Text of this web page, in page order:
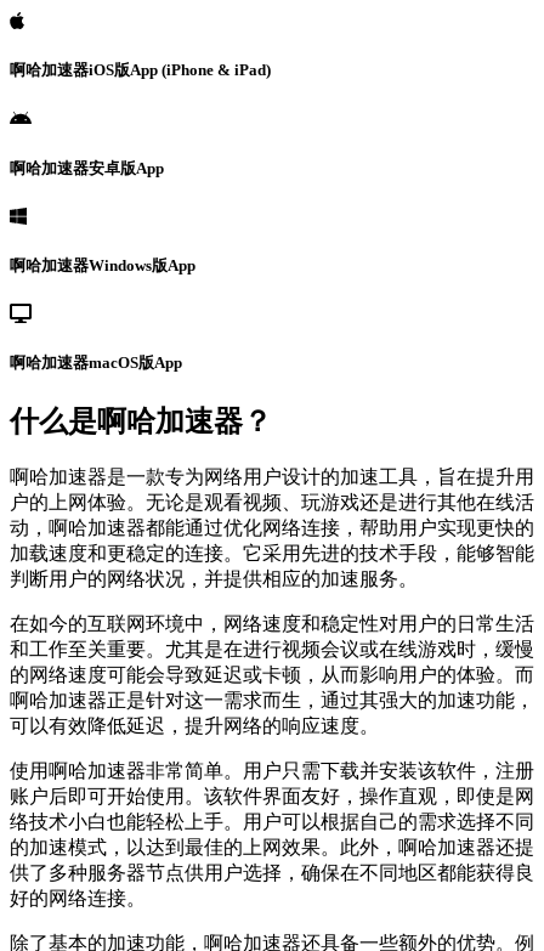
啊哈加速器iOS版App (iPhone & iPad)
啊哈加速器安卓版App
啊哈加速器Windows版App
啊哈加速器macOS版App
什么是啊哈加速器？
啊哈加速器是一款专为网络用户设计的加速工具，旨在提升用
户的上网体验。无论是观看视频、玩游戏还是进行其他在线活
动，啊哈加速器都能通过优化网络连接，帮助用户实现更快的
加载速度和更稳定的连接。它采用先进的技术手段，能够智能
判断用户的网络状况，并提供相应的加速服务。
在如今的互联网环境中，网络速度和稳定性对用户的日常生活
和工作至关重要。尤其是在进行视频会议或在线游戏时，缓慢
的网络速度可能会导致延迟或卡顿，从而影响用户的体验。而
啊哈加速器正是针对这一需求而生，通过其强大的加速功能，
可以有效降低延迟，提升网络的响应速度。
使用啊哈加速器非常简单。用户只需下载并安装该软件，注册
账户后即可开始使用。该软件界面友好，操作直观，即使是网
络技术小白也能轻松上手。用户可以根据自己的需求选择不同
的加速模式，以达到最佳的上网效果。此外，啊哈加速器还提
供了多种服务器节点供用户选择，确保在不同地区都能获得良
好的网络连接。
除了基本的加速功能，啊哈加速器还具备一些额外的优势。例